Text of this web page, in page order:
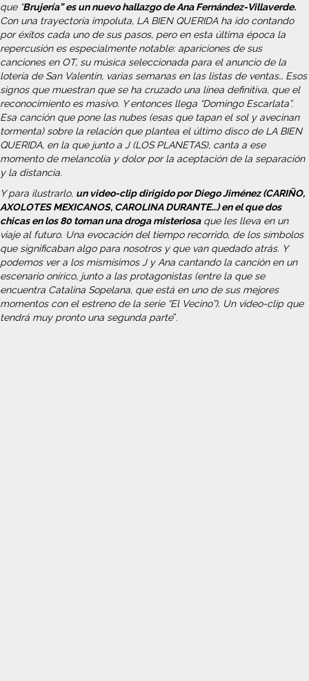
que “Brujería” es un nuevo hallazgo de Ana Fernández-Villaverde.
Con una trayectoria impoluta, LA BIEN QUERIDA ha ido contando
por éxitos cada uno de sus pasos, pero en esta última época la
repercusión es especialmente notable: apariciones de sus
canciones en OT, su música seleccionada para el anuncio de la
lotería de San Valentín, varias semanas en las listas de ventas… Esos
signos que muestran que se ha cruzado una línea definitiva, que el
reconocimiento es masivo. Y entonces llega “Domingo Escarlata”.
Esa canción que pone las nubes (esas que tapan el sol y avecinan
tormenta) sobre la relación que plantea el último disco de LA BIEN
QUERIDA, en la que junto a J (LOS PLANETAS), canta a ese
momento de melancolía y dolor por la aceptación de la separación
y la distancia.
Y para ilustrarlo, un video-clip dirigido por Diego Jiménez (CARIÑO,
AXOLOTES MEXICANOS, CAROLINA DURANTE…) en el que dos
chicas en los 80 toman una droga misteriosaque les lleva en un
viaje al futuro. Una evocación del tiempo recorrido, de los símbolos
que significaban algo para nosotros y que van quedado atrás. Y
podemos ver a los mismísimos J y Ana cantando la canción en un
escenario onírico, junto a las protagonistas (entre la que se
encuentra Catalina Sopelana, que está en uno de sus mejores
momentos con el estreno de la serie “El Vecino”). Un video-clip que
tendrá muy pronto una segunda parte“.